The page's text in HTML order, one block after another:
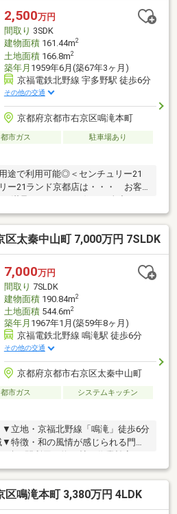
曜日定休日※祝日は営業）事前にご
にご案内が可能です。ご連絡お待
2,500万円
間取り 3SDK
建物面積161.44m2
土地面積166.8m2
築年月 1959年6月(築67年3ヶ月)
京福電鉄北野線 宇多野駅 徒歩6分
その他の交通
京都府京都市右京区鳴滝本町
都市ガス
駐車場あり
途で利用可能◎＜センチュリー21
ー21ランド京都店は・・・ お客
ローンのご相談など、些細なこと
！●リフォームのご相談も承って
柳」駅 徒歩約6分○京都市営地下鉄
分○営業時間：10：00～20：00（火
業）事前にご連絡いただけます
す。ご連絡お待ちしております！
区太秦中山町 7,000万円 7SLDK
7,000万円
間取り 7SLDK
建物面積190.84m2
土地面積544.6m2
築年月 1967年1月(築59年8ヶ月)
京福電鉄北野線 鳴滝駅 徒歩6分
その他の交通
京都府京都市右京区太秦中山町
都市ガス
システムキッチン
▼立地・京福北野線「鳴滝」徒歩6分
特徴・和の風情が感じられる門
2WAY、家事動線良好・LD隣接の和
室は約14帖、2か所に収納有・土
としても検討可※増築未登記部分有
れ1・2階部分／面積約71.84平米／
区鳴滝本町 3,380万円 4LDK